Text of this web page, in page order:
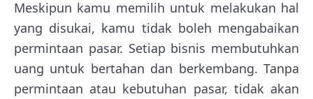
Meskipun kamu memilih untuk melakukan hal
yang disukai, kamu tidak boleh mengabaikan
permintaan pasar. Setiap bisnis membutuhkan
uang untuk bertahan dan berkembang. Tanpa
permintaan atau kebutuhan pasar, tidak akan